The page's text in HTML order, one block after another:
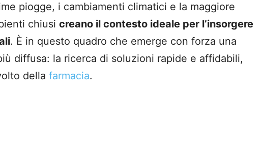
piogge, i cambiamenti climatici e la maggiore
chiusi creano il contesto ideale per l’insorgere
. È in questo quadro che emerge con forza una
diffusa: la ricerca di soluzioni rapide e affidabili,
della farmacia.